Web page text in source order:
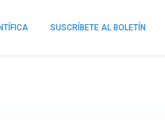
SUSCRÍBETE AL BOLETÍN